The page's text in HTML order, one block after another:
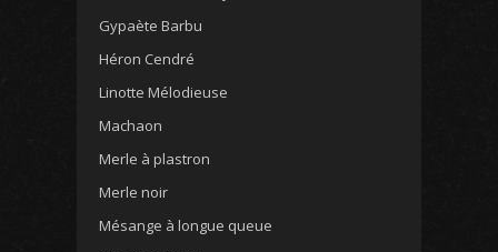
Gypaète Barbu
Héron Cendré
Linotte Mélodieuse
Machaon
Merle à plastron
Merle noir
Mésange à longue queue